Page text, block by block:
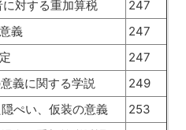
対する重加算税
247
義
247
247
義に関する学説
249
ぺい、仮装の意義
253